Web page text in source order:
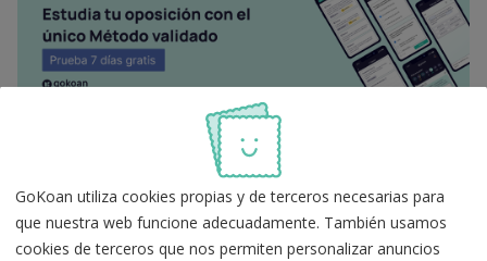
Consejos para mejorar tu
resultado en exámenes tipo test
GoKoan utiliza cookies propias y de terceros necesarias para
que nuestra web funcione adecuadamente. También usamos
cookies de terceros que nos permiten personalizar anuncios